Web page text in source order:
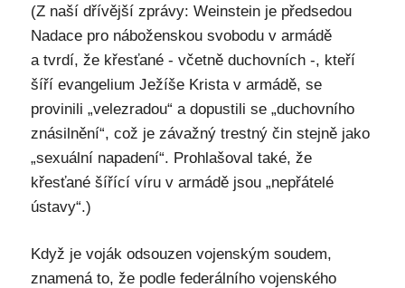
(Z naší dřívější zprávy: Weinstein je předsedou
Nadace pro náboženskou svobodu v armádě
a tvrdí, že křesťané - včetně duchovních -, kteří
šíří evangelium Ježíše Krista v armádě, se
provinili „velezradou“ a dopustili se „duchovního
znásilnění“, což je závažný trestný čin stejně jako
„sexuální napadení“. Prohlašoval také, že
křesťané šířící víru v armádě jsou „nepřátelé
ústavy“.)
Když je voják odsouzen vojenským soudem,
znamená to, že podle federálního vojenského